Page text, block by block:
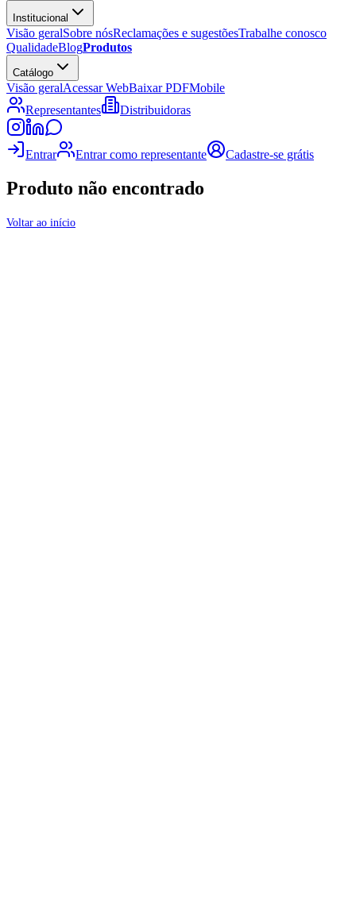
Institucional
Visão geralSobre nósReclamações e sugestõesTrabalhe conosco
QualidadeBlogProdutos
Catálogo
Visão geralAcessar WebBaixar PDFMobile
Representantes
Distribuidoras
Entrar Entrar como representante Cadastre-se grátis
Produto não encontrado
Voltar ao início